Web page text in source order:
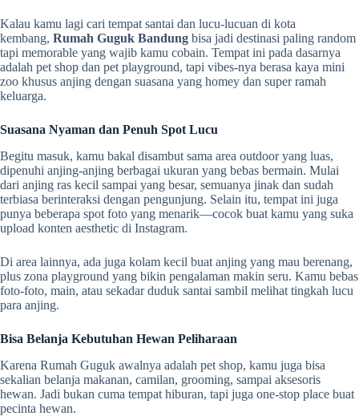
Kalau kamu lagi cari tempat santai dan lucu-lucuan di kota
kembang, Rumah Guguk Bandung bisa jadi destinasi paling random
tapi memorable yang wajib kamu cobain. Tempat ini pada dasarnya
adalah pet shop dan pet playground, tapi vibes-nya berasa kaya mini
zoo khusus anjing dengan suasana yang homey dan super ramah
keluarga.
Suasana Nyaman dan Penuh Spot Lucu
Begitu masuk, kamu bakal disambut sama area outdoor yang luas,
dipenuhi anjing-anjing berbagai ukuran yang bebas bermain. Mulai
dari anjing ras kecil sampai yang besar, semuanya jinak dan sudah
terbiasa berinteraksi dengan pengunjung. Selain itu, tempat ini juga
punya beberapa spot foto yang menarik—cocok buat kamu yang suka
upload konten aesthetic di Instagram.
Di area lainnya, ada juga kolam kecil buat anjing yang mau berenang,
plus zona playground yang bikin pengalaman makin seru. Kamu bebas
foto-foto, main, atau sekadar duduk santai sambil melihat tingkah lucu
para anjing.
Bisa Belanja Kebutuhan Hewan Peliharaan
Karena Rumah Guguk awalnya adalah pet shop, kamu juga bisa
sekalian belanja makanan, camilan, grooming, sampai aksesoris
hewan. Jadi bukan cuma tempat hiburan, tapi juga one-stop place buat
pecinta hewan.